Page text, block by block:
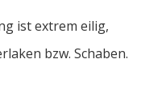
ist extrem eilig,
bzw. Schaben.